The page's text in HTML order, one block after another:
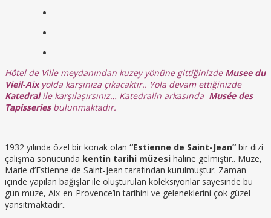
Hôtel de Ville meydanından kuzey yönüne gittiğinizde Musee du
Vieil-Aixyolda karşınıza çıkacaktır.. Yola devam ettiğinizde
Katedralile karşılaşırsınız… Katedralin arkasında Musée des
Tapisseriesbulunmaktadır.
1932 yılında özel bir konak olan “Estienne de Saint-Jean” bir dizi
çalışma sonucunda kentin tarihi müzesi haline gelmiştir.. Müze,
Marie d’Estienne de Saint-Jean tarafından kurulmuştur. Zaman
içinde yapılan bağışlar ile oluşturulan koleksiyonlar sayesinde bu
gün müze, Aix-en-Provence’in tarihini ve geleneklerini çok güzel
yansıtmaktadır..